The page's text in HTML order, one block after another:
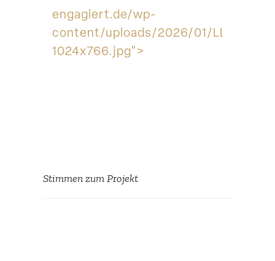
engagiert.de/wp-
content/uploads/2026/01/LL__Logo-
1024x766.jpg">
Stimmen zum Projekt